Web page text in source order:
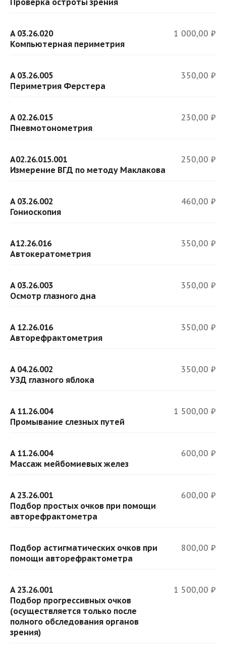
Проверка остроты зрения
A 03.26.020
Компьютерная периметрия
1 000,00 ₽
A 03.26.005
Периметрия Ферстера
350,00 ₽
A 02.26.015
Пневмотонометрия
230,00 ₽
A02.26.015.001
Измерение ВГД по методу Маклакова
250,00 ₽
A 03.26.002
Гониоскопия
460,00 ₽
A12.26.016
Автокератометрия
350,00 ₽
A 03.26.003
Осмотр глазного дна
350,00 ₽
A 12.26.016
Авторефрактометрия
350,00 ₽
A 04.26.002
УЗД глазного яблока
350,00 ₽
A 11.26.004
Промывание слезных путей
1 500,00 ₽
A 11.26.004
Массаж мейбомиевых желез
600,00 ₽
A 23.26.001
Подбор простых очков при помощи
авторефрактометра
600,00 ₽
Подбор астигматических очков при
помощи авторефрактометра
800,00 ₽
A 23.26.001
Подбор прогрессивных очков
(осуществляется только после
полного обследования органов
зрения)
1 500,00 ₽